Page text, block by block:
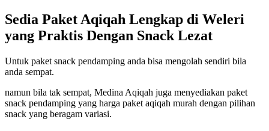
Sedia Paket Aqiqah Lengkap di Weleri
yang Praktis Dengan Snack Lezat
Untuk paket snack pendamping anda bisa mengolah sendiri bila
anda sempat.
namun bila tak sempat, Medina Aqiqah juga menyediakan paket
snack pendamping yang harga paket aqiqah murah dengan pilihan
snack yang beragam variasi.